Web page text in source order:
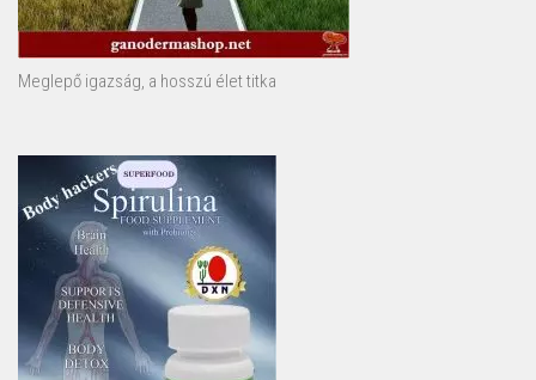
Meglepő igazság, a hosszú élet titka